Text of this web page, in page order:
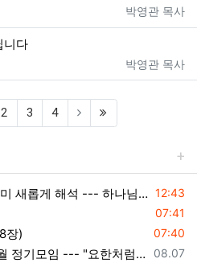
등록자
박영관 목사
니다
등록자
박영관 목사
2 3 4
등록일
12:43
--- 하나님(복음+선교) 길에 나서자"
등록일
07:41
등록일
07:40
장)
등록일
08.07
"요한처럼 예수님만 높이며 살자"